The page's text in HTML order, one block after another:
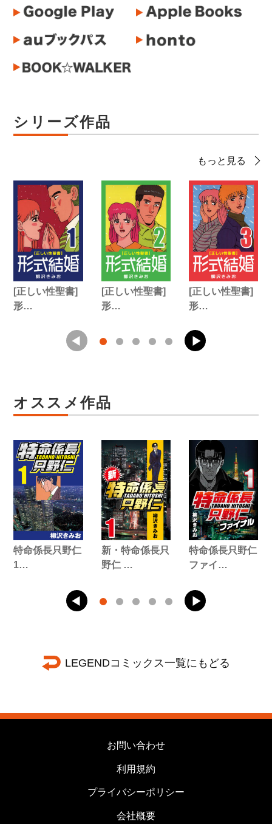
シリーズ作品
もっと見る
[正しい性聖書]
形…
[正しい性聖書]
形…
[正しい性聖書]
形…
オススメ作品
特命係長只野仁
1…
新・特命係長只
野仁 …
特命係長只野仁
ファイ…
LEGENDコミックス一覧にもどる
お問い合わせ
利用規約
プライバシーポリシー
会社概要